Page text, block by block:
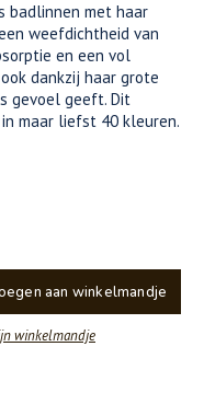
badlinnen met haar
weefdichtheid van
en een vol
dankzij haar grote
gevoel geeft. Dit
maar liefst 40 kleuren.
aan winkelmandje
winkelmandje